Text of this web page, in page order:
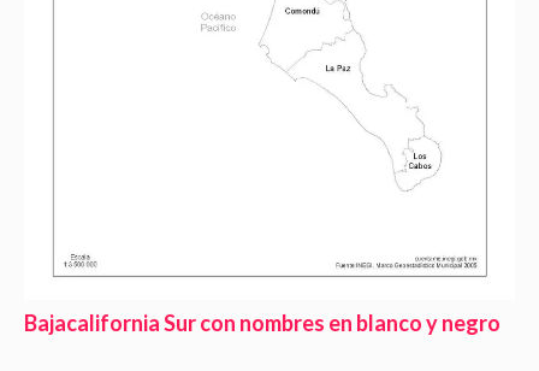
Bajacalifornia Sur con nombres en blanco y negro